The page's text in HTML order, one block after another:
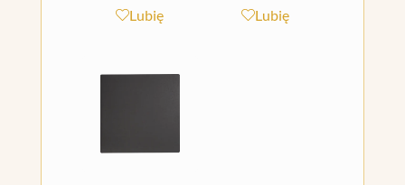
Lubię Lubię